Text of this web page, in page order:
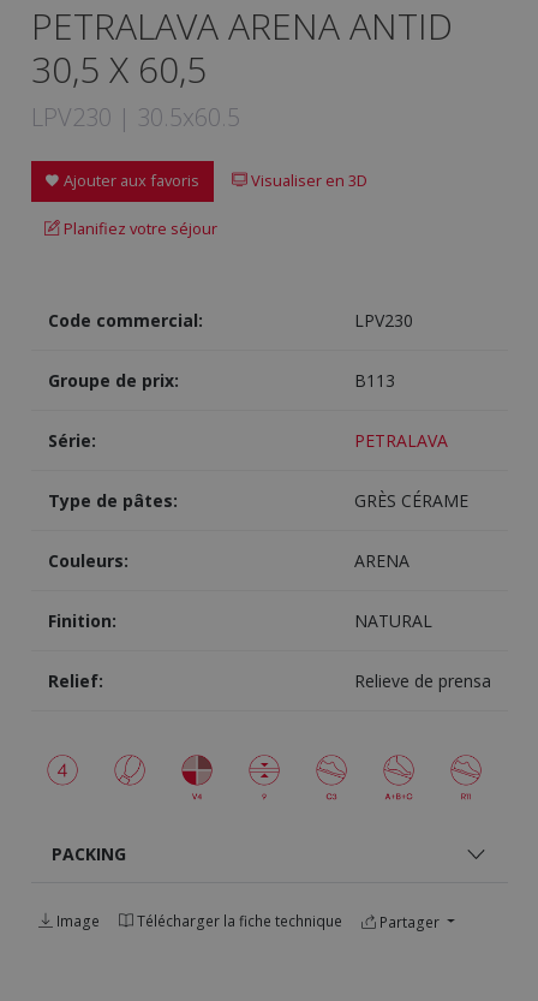
PETRALAVA ARENA ANTID
30,5 X 60,5
LPV230 | 30.5x60.5
Ajouter aux favoris Visualiser en 3D
Planifiez votre séjour
Code commercial: LPV230
Groupe de prix: B113
Série: PETRALAVA
Type de pâtes: GRÈS CÉRAME
Couleurs: ARENA
Finition: NATURAL
Relief: Relieve de prensa
PACKING
Image Télécharger la fiche technique Partager